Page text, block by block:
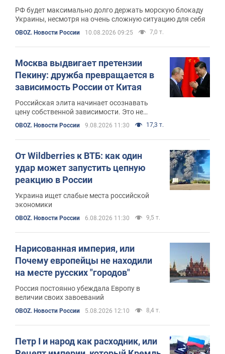
РФ будет максимально долго держать морскую блокаду
Украины, несмотря на очень сложную ситуацию для себя
OBOZ. Новости России 10.08.2026 09:25 7,0 т.
Москва выдвигает претензии
Пекину: дружба превращается в
зависимость России от Китая
Российская элита начинает осознавать
цену собственной зависимости. Это не
обязательно означает конфликт. Это
означает возникновение проблемы
OBOZ. Новости России 9.08.2026 11:30 17,3 т.
От Wildberries к ВТБ: как один
удар может запустить цепную
реакцию в России
Украина ищет слабые места российской
экономики
OBOZ. Новости России 6.08.2026 11:30 9,5 т.
Нарисованная империя, или
Почему европейцы не находили
на месте русских "городов"
Россия постоянно убеждала Европу в
величии своих завоеваний
OBOZ. Новости России 5.08.2026 12:10 8,4 т.
Петр I и народ как расходник, или